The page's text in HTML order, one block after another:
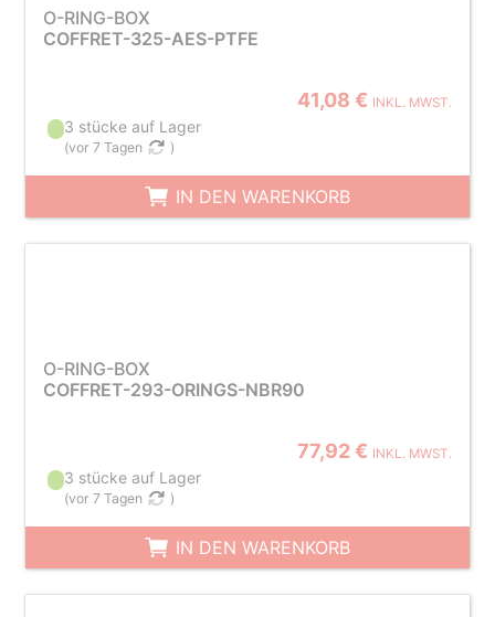
O-RING-BOX
COFFRET-325-AES-PTFE
41,08 € INKL. MWST.
3 stücke auf Lager
(vor 7 Tagen )
IN DEN WARENKORB
O-RING-BOX
COFFRET-293-ORINGS-NBR90
77,92 € INKL. MWST.
3 stücke auf Lager
(vor 7 Tagen )
IN DEN WARENKORB